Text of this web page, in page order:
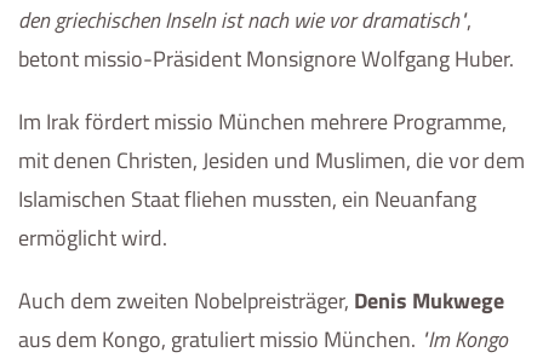
den griechischen Inseln ist nach wie vor dramatisch ,
betont missio-PräsidentMonsignoreWolfgang Huber.
Im Irak fördert missio München mehrere Programme,
mit denen Christen, Jesiden und Muslimen, die vor dem
Islamischen Staat fliehen mussten, ein Neuanfang
ermöglicht wird.
Auch dem zweiten Nobelpreisträger, Denis Mukwege
aus dem Kongo, gratuliert missio München. Im Kongo